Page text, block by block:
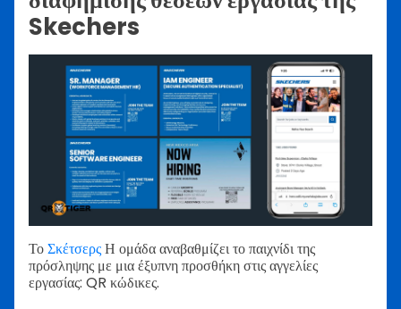
Skechers
ΤοΣκέτσερςΗ ομάδα αναβαθμίζει το παιχνίδι της
πρόσληψης με μια έξυπνη προσθήκη στις αγγελίες
εργασίας: QR κώδικες.